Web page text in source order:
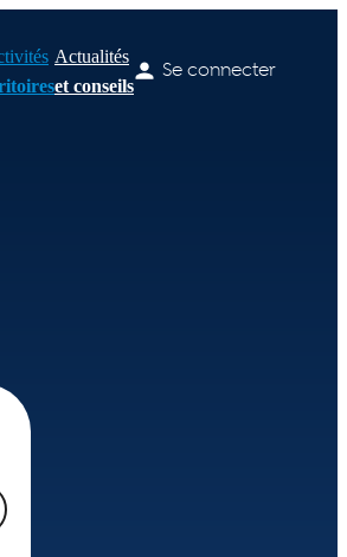
Actualités
et conseils
Se connecter